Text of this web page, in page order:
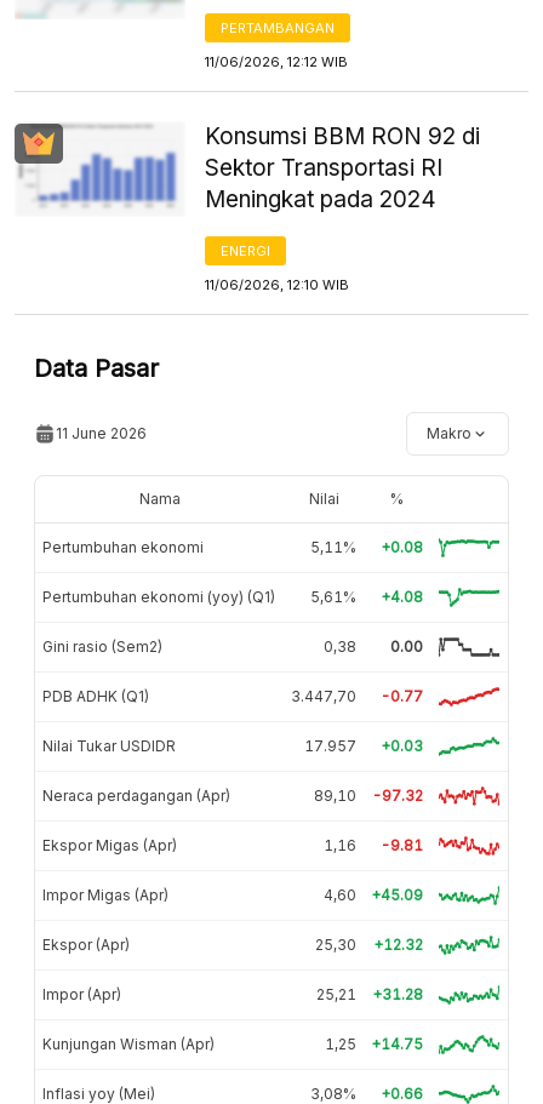
PERTAMBANGAN
11/06/2026, 12:12 WIB
Konsumsi BBM RON 92 di
Sektor Transportasi RI
Meningkat pada 2024
ENERGI
11/06/2026, 12:10 WIB
Data Pasar
11 June 2026 Makro
Nama Nilai %
Pertumbuhan ekonomi 5,11% +0.08
Pertumbuhan ekonomi (yoy) (Q1) 5,61% +4.08
Gini rasio (Sem2) 0,38 0.00
PDB ADHK (Q1) 3.447,70 -0.77
Nilai Tukar USDIDR 17.957 +0.03
Neraca perdagangan (Apr) 89,10 -97.32
Ekspor Migas (Apr) 1,16 -9.81
Impor Migas (Apr) 4,60 +45.09
Ekspor (Apr) 25,30 +12.32
Impor (Apr) 25,21 +31.28
Kunjungan Wisman (Apr) 1,25 +14.75
Inflasi yoy (Mei) 3,08% +0.66